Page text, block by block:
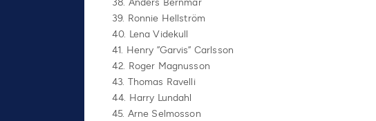
38. Anders Bernmar
39. Ronnie Hellström
40. Lena Videkull
41. Henry ”Garvis” Carlsson
42. Roger Magnusson
43. Thomas Ravelli
44. Harry Lundahl
45. Arne Selmosson